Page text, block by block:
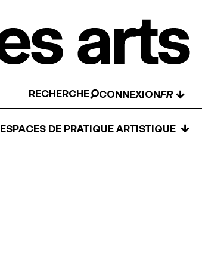
RECHERCHE CONNEXION ↓
ESPACES DE PRATIQUE ARTISTIQUE ↓